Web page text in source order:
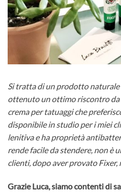
Si tratta di un prodotto naturale
ottenuto un ottimo riscontro da
crema per tatuaggi che
disponibile in studio per i miei
lenitiva e ha proprietà
rende facile da stendere, non è
clienti, dopo aver provato
Grazie Luca, siamo contenti di